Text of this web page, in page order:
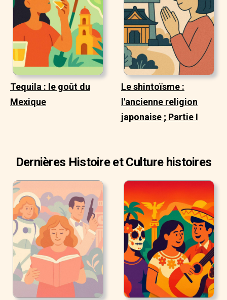
Tequila : le goût du
Mexique
Le shintoïsme :
l'ancienne religion
japonaise ; Partie I
Dernières Histoire et Culture histoires